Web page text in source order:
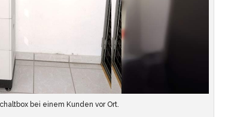
bei einem Kunden vor Ort.